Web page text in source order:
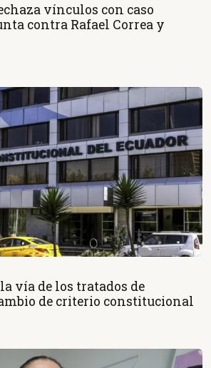
vínculos con caso
contra Rafael Correa y
vía de los tratados de
de criterio constitucional